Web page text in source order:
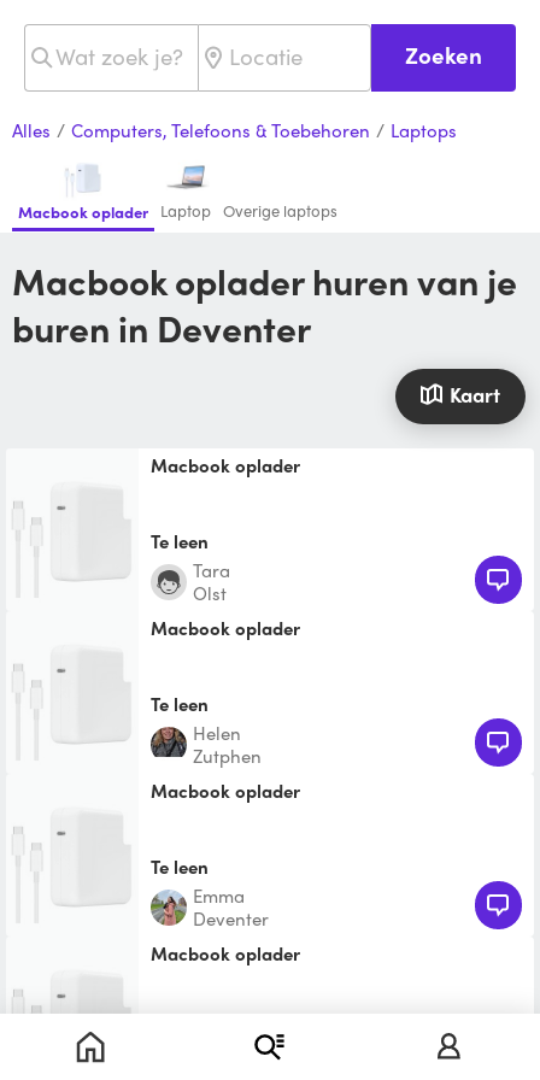
Zoeken
Alles / Computers, Telefoons & Toebehoren / Laptops
Macbook oplader Laptop Overige laptops
Macbook oplader huren van je
buren in Deventer
Kaart
Macbook oplader
Te leen
Tara
Olst
Macbook oplader
Te leen
Helen
Zutphen
Macbook oplader
Te leen
Emma
Deventer
Macbook oplader